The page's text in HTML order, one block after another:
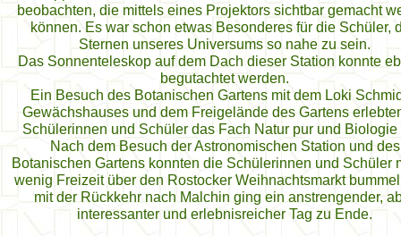
beobachten, die mittels eines Projektors sichtbar gemacht
können. Es war schon etwas Besonderes für die Schüler,
Sternen unseres Universums so nahe zu sein.
Das Sonnenteleskop auf dem Dach dieser Station konnte
begutachtet werden.
Ein Besuch des Botanischen Gartens mit dem Loki
Gewächshauses und dem Freigelände des Gartens
Schülerinnen und Schüler das Fach Natur pur und Biologie
Nach dem Besuch der Astronomischen Station und des
Botanischen Gartens konnten die Schülerinnen und Schüler
wenig Freizeit über den Rostocker Weihnachtsmarkt
mit der Rückkehr nach Malchin ging ein anstrengender,
interessanter und erlebnisreicher Tag zu Ende.